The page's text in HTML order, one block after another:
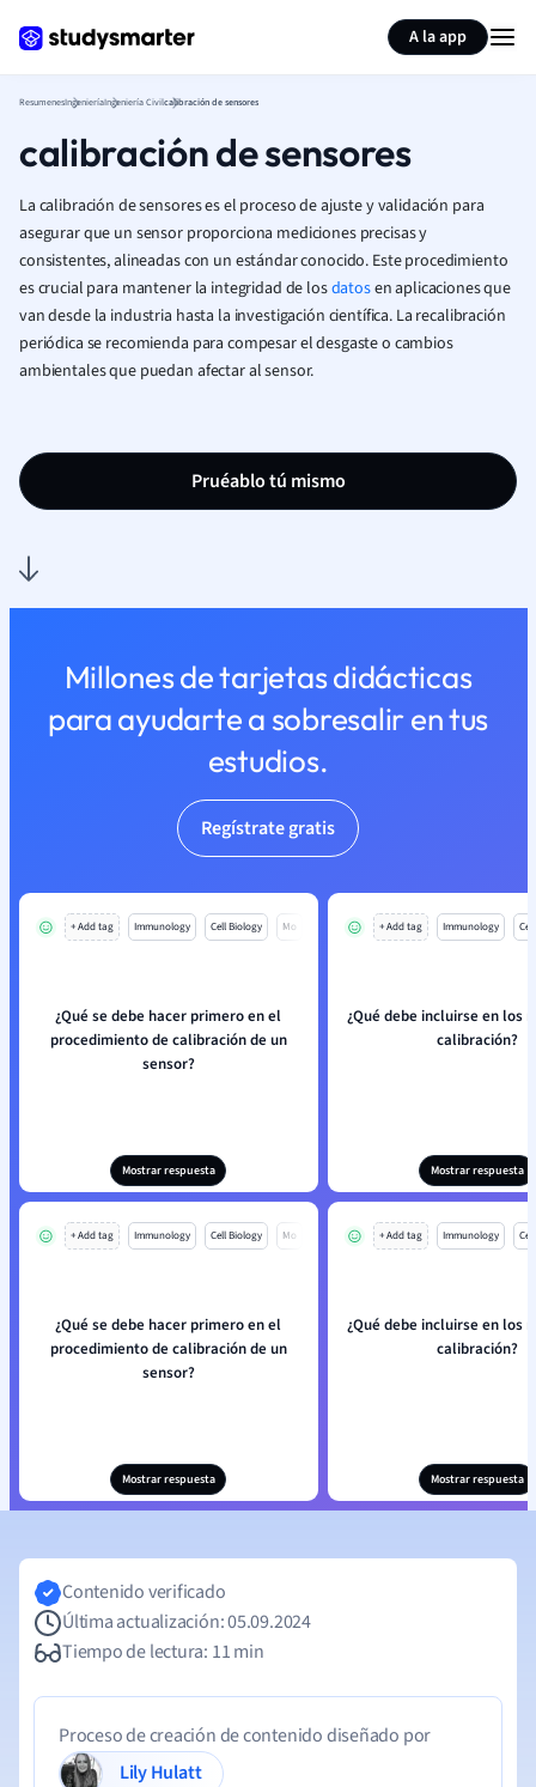
A la app
ResumenesIngenieríaIngeniería Civilcalibración de sensores
calibración de sensores
La calibración de sensores es el proceso de ajuste y validación para
asegurar que un sensor proporciona mediciones precisas y
consistentes, alineadas con un estándar conocido. Este procedimiento
es crucial para mantener la integridad de losdatosen aplicaciones que
van desde la industria hasta la investigación científica. La recalibración
periódica se recomienda para compesar el desgaste o cambios
ambientales que puedan afectar al sensor.
Pruéablo tú mismo
Millones de tarjetas didácticas
para ayudarte a sobresalir en tus
estudios.
Regístrate gratis
+ Add tag Immunology Cell Biology Mo
¿Qué se debe hacer primero en el
procedimiento de calibración de un
sensor?
Mostrar respuesta
+ Add tag Immunology
¿Qué debe incluirse en los
calibración?
Mostrar respuesta
+ Add tag Immunology Cell Biology Mo
¿Qué se debe hacer primero en el
procedimiento de calibración de un
sensor?
Mostrar respuesta
+ Add tag Immunology
¿Qué debe incluirse en los
calibración?
Mostrar respuesta
Resumir página
Contenido verificado
Última actualización: 05.09.2024
Tiempo de lectura: 11 min
Proceso de creación de contenido diseñado por
Lily Hulatt